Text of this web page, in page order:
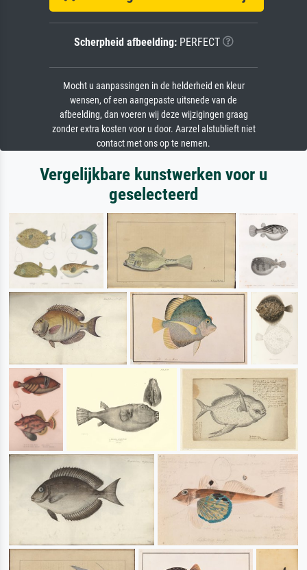
Scherpheid afbeelding:PERFECT
Mocht u aanpassingen in de helderheid en kleur
wensen, of een aangepaste uitsnede van de
afbeelding, dan voeren wij deze wijzigingen graag
zonder extra kosten voor u door. Aarzel alstublieft niet
contact met ons op te nemen.
Vergelijkbare kunstwerken voor u
geselecteerd